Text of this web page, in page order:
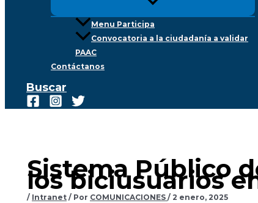
Menu Participa
Convocatoria a la ciudadanía a validar
PAAC
Contáctanos
Buscar
Sistema Público
los biciusuarios
/ Intranet / Por COMUNICACIONES / 2 enero, 2025